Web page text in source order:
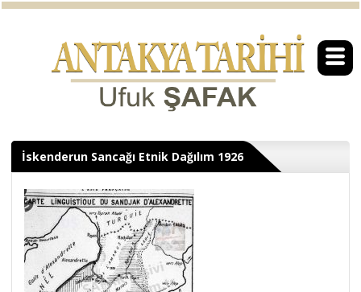
İskenderun Sancağı Etnik Dağılım 1926